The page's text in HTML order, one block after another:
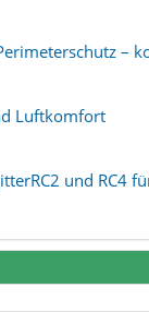
–
Luftkomfort
und RC4